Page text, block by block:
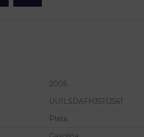
2005
UU1LSDAFH35112561
Plata